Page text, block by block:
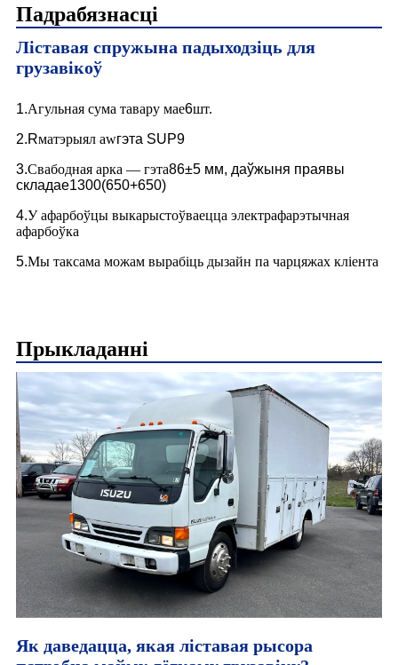
Падрабязнасці
Ліставая спружына падыходзіць для
грузавікоў
1.Агульная сума тавару мае6шт.
2.Rматэрыял awгэта SUP9
3.Свабодная арка — гэта86±5 мм, даўжыня праявы
складае1300(650+650)
4.У афарбоўцы выкарыстоўваецца электрафарэтычная
афарбоўка
5.Мы таксама можам вырабіць дызайн па чарцяжах кліента
Прыкладанні
Як даведацца, якая ліставая рысора